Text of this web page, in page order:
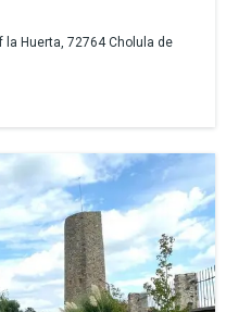
la Huerta, 72764 Cholula de